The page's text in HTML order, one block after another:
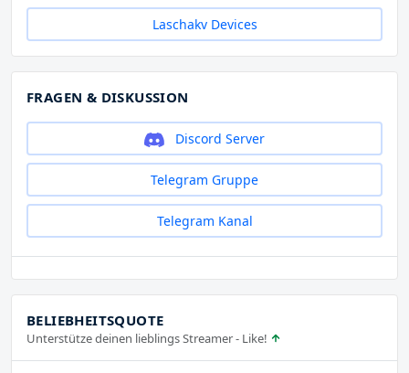
Laschakv Devices
FRAGEN & DISKUSSION
Discord Server
Telegram Gruppe
Telegram Kanal
BELIEBHEITSQUOTE
Unterstütze deinen lieblings Streamer - Like!